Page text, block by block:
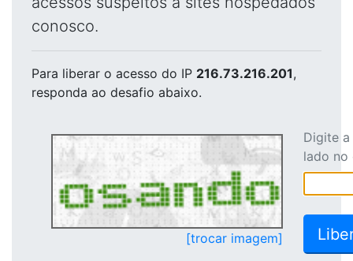
conosco.
Para liberar o acesso do IP 216.73.216.201,
responda ao desafio abaixo.
[trocar imagem]
Digite
lado no